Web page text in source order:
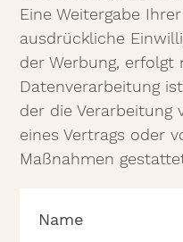
Eine Weitergabe
ausdrückliche
der Werbung, erfolgt
Datenverarbeitung
der die Verarbeitung
eines Vertrags oder
Maßnahmen
Name